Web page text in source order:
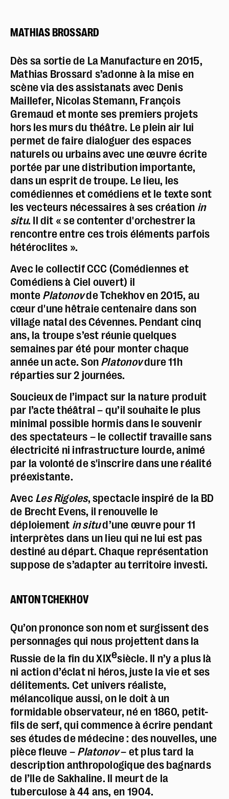
Police dyslexie :non
Taille du texte :par défaut
Contrastes :par défaut
MATHIAS BROSSARD
Dès sa sortie de La Manufacture en 2015,
Mathias Brossard s’adonne à la mise en
scène via des assistanats avec Denis
Maillefer, Nicolas Stemann, François
Gremaud et monte ses premiers projets
hors les murs du théâtre. Le plein air lui
permet de faire dialoguer des espaces
naturels ou urbains avec une œuvre écrite
portée par une distribution importante,
dans un esprit de troupe. Le lieu, les
comédiennes et comédiens et le texte sont
les vecteurs nécessaires à ses création in
situ. Il dit « se contenter d'orchestrer la
rencontre entre ces trois éléments parfois
hétéroclites ».
Avec le collectif CCC (Comédiennes et
Comédiens à Ciel ouvert) il
monte Platonovde Tchekhov en 2015, au
cœur d'une hêtraie centenaire dans son
village natal des Cévennes. Pendant cinq
ans, la troupe s’est réunie quelques
semaines par été pour monter chaque
année un acte. Son Platonovdure 11h
réparties sur 2 journées.
Soucieux de l’impact sur la nature produit
par l’acte théâtral – qu’il souhaite le plus
minimal possible hormis dans le souvenir
des spectateurs – le collectif travaille sans
électricité ni infrastructure lourde, animé
par la volonté de s'inscrire dans une réalité
préexistante.
Avec Les Rigoles, spectacle inspiré de la BD
de Brecht Evens, il renouvelle le
déploiement in situd’une œuvre pour 11
interprètes dans un lieu qui ne lui est pas
destiné au départ. Chaque représentation
suppose de s’adapter au territoire investi.
ANTON TCHEKHOV
Qu’on prononce son nom et surgissent des
personnages qui nous projettent dans la
Russie de la fin du XIXesiècle. Il n’y a plus là
ni action d’éclat ni héros, juste la vie et ses
délitements. Cet univers réaliste,
mélancolique aussi, on le doit à un
formidable observateur, né en 1860, petit-
fils de serf, qui commence à écrire pendant
ses études de médecine : des nouvelles, une
pièce fleuve – Platonov– et plus tard la
description anthropologique des bagnards
de l’île de Sakhaline. Il meurt de la
tuberculose à 44 ans, en 1904.